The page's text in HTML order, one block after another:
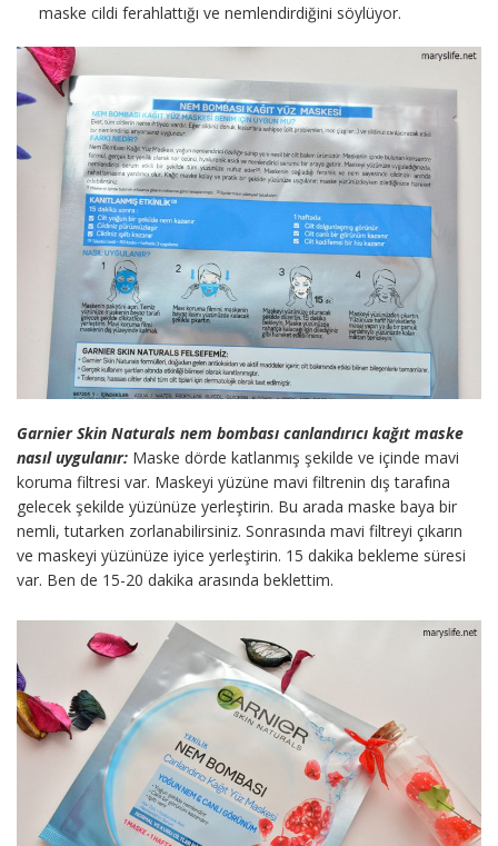
maske cildi ferahlattığı ve nemlendirdiğini söylüyor.
Garnier Skin Naturals nem bombası canlandırıcı kağıt maske
nasıl uygulanır: Maske dörde katlanmış şekilde ve içinde mavi
koruma filtresi var. Maskeyi yüzüne mavi filtrenin dış tarafına
gelecek şekilde yüzünüze yerleştirin. Bu arada maske baya bir
nemli, tutarken zorlanabilirsiniz. Sonrasında mavi filtreyi çıkarın
ve maskeyi yüzünüze iyice yerleştirin. 15 dakika bekleme süresi
var. Ben de 15-20 dakika arasında beklettim.